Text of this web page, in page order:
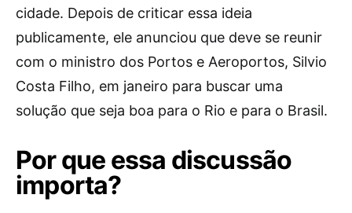
cidade. Depois de criticar essa ideia
publicamente, ele anunciou que deve se reunir
com o ministro dos Portos e Aeroportos, Silvio
Costa Filho, em janeiro para buscar uma
solução que seja boa para o Rio e para o Brasil.
Por que essa discussão
importa?